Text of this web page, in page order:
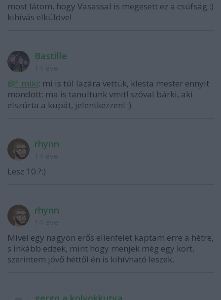
most látom, hogy Vasassal is megesett ez a csúfság :)
kihívás elküldve!
Bastille
@f_miki: mi is túl lazára vettük, klesta mester ennyit
mondott: ma is tanultunk vmit! szóval bárki, aki
elszúrta a kupát, jelentkezzen! :)
rhynn
Lesz 10.?:)
rhynn
Mivel egy nagyon erős ellenfelet kaptam erre a hétre,
s inkább edzek, mint hogy menjek még egy kört,
szerintem jövő héttől én is kihívható leszek.